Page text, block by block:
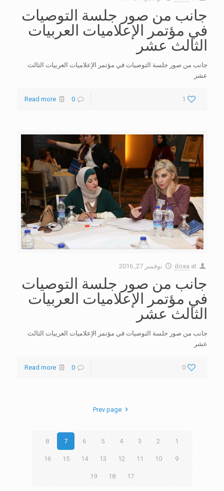
جانب من صور جلسة التوصيات
في مؤتمر الإعلاميات العربيات
الثالث عشر
جانب من صور جلسة التوصيات في مؤتمر الإعلاميات العربيات الثالث
عشر
1
0
Read more
doaa at نوفمبر 27, 2016
جانب من صور جلسة التوصيات
في مؤتمر الإعلاميات العربيات
الثالث عشر
جانب من صور جلسة التوصيات في مؤتمر الإعلاميات العربيات الثالث
عشر
0
0
Read more
Prev page
1
2
3
4
5
6
7
8
9
10
11
12
13
14
15
16
17
18
19